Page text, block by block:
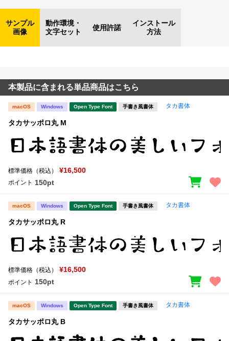
サンプル
画像
動作環境・
文字セット
使用許諾
インストール
方法
本製品に含まれる単品商品はこちら
macOS Windows Open Type Font 手書き風書体 タカ書体
タカサッポロ丸 M
標準価格（税込） ¥16,500
ポイント 150pt
macOS Windows Open Type Font 手書き風書体 タカ書体
タカサッポロ丸 R
標準価格（税込） ¥16,500
ポイント 150pt
macOS Windows Open Type Font 手書き風書体 タカ書体
タカサッポロ丸 B